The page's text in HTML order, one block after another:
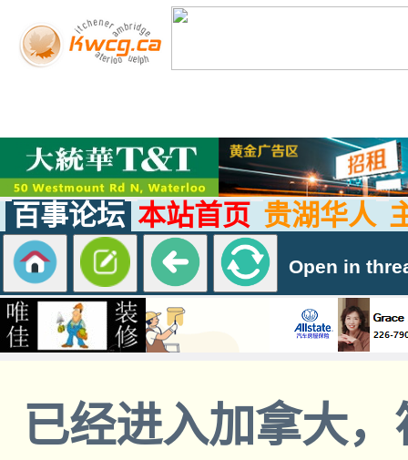
百事论坛 本站首页 贵湖华人
Open in
已经进入加拿大